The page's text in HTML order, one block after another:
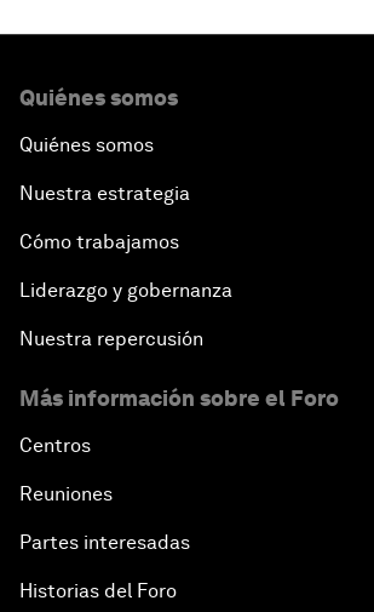
Quiénes somos
Quiénes somos
Nuestra estrategia
Cómo trabajamos
Liderazgo y gobernanza
Nuestra repercusión
Más información sobre el Foro
Centros
Reuniones
Partes interesadas
Historias del Foro